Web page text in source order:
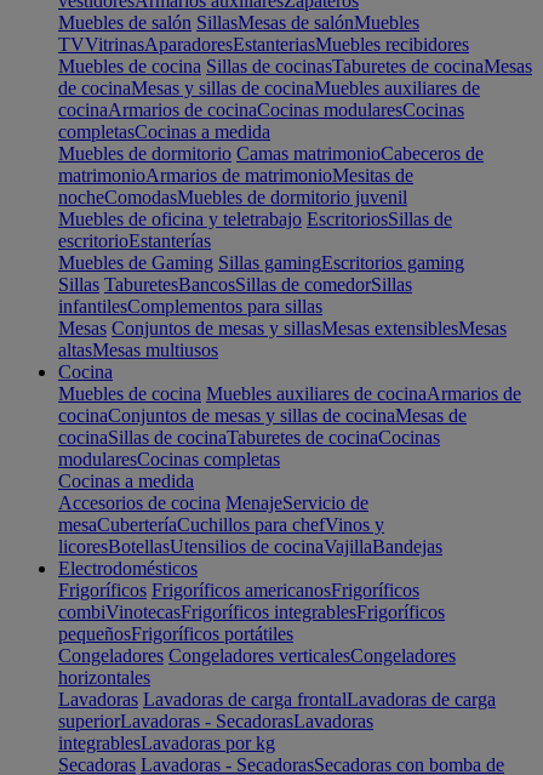
Muebles de salón SillasMesas de salónMuebles
TVVitrinasAparadoresEstanteriasMuebles recibidores
Muebles de cocina Sillas de cocinasTaburetes de cocinaMesas
de cocinaMesas y sillas de cocinaMuebles auxiliares de
cocinaArmarios de cocinaCocinas modularesCocinas
completasCocinas a medida
Muebles de dormitorio Camas matrimonioCabeceros de
matrimonioArmarios de matrimonioMesitas de
nocheComodasMuebles de dormitorio juvenil
Muebles de oficina y teletrabajo EscritoriosSillas de
escritorioEstanterías
Muebles de Gaming Sillas gamingEscritorios gaming
Sillas TaburetesBancosSillas de comedorSillas
infantilesComplementos para sillas
Mesas Conjuntos de mesas y sillasMesas extensiblesMesas
altasMesas multiusos
Cocina
Muebles de cocina Muebles auxiliares de cocinaArmarios de
cocinaConjuntos de mesas y sillas de cocinaMesas de
cocinaSillas de cocinaTaburetes de cocinaCocinas
modularesCocinas completas
Cocinas a medida
Accesorios de cocina MenajeServicio de
mesaCuberteríaCuchillos para chefVinos y
licoresBotellasUtensilios de cocinaVajillaBandejas
Electrodomésticos
Frigoríficos Frigoríficos americanosFrigoríficos
combiVinotecasFrigoríficos integrablesFrigoríficos
pequeñosFrigoríficos portátiles
Congeladores Congeladores verticalesCongeladores
horizontales
Lavadoras Lavadoras de carga frontalLavadoras de carga
superiorLavadoras - SecadorasLavadoras
integrablesLavadoras por kg
Secadoras Lavadoras - SecadorasSecadoras con bomba de